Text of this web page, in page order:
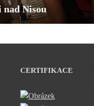
nad Nisou
CERTIFIKACE